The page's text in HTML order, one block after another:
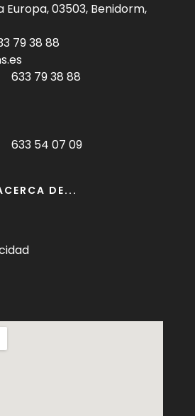
Europa, 03503, Benidorm,
79 38 88
633 79 38 88
633 54 07 09
DE...